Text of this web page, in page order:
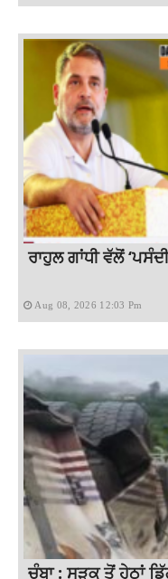
ਰਾਹੁਲ ਗਾਂਧੀ ਵੱਲੋਂ
Aug 08, 2026 12:03 Pm
ਚੰਬਾ : ਸੜਕ ਤੋਂ ਹੇਠਾਂ